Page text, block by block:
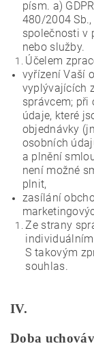
písm. a)
480/2004
společnosti v
nebo služby.
Účelem
vyřízení Vaší
vyplývajících
správcem;
údaje, které
objednávky
osobních
a plnění
není možné
plnit,
zasílání
Ze strany
S takovým
souhlas.
IV.
Doba